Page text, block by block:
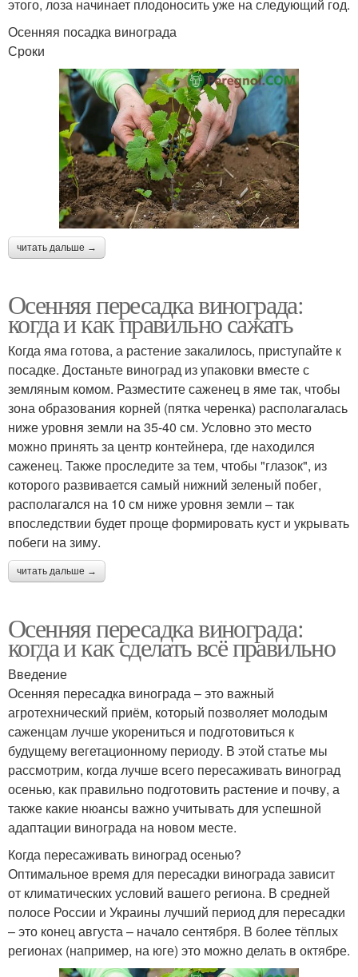
этого, лоза начинает плодоносить уже на следующий год.
Осенняя посадка винограда
Сроки
читать дальше →
Осенняя пересадка винограда:
когда и как правильно сажать
Когда яма готова, а растение закалилось, приступайте к
посадке. Достаньте виноград из упаковки вместе с
земляным комом. Разместите саженец в яме так, чтобы
зона образования корней (пятка черенка) располагалась
ниже уровня земли на 35-40 см. Условно это место
можно принять за центр контейнера, где находился
саженец. Также проследите за тем, чтобы "глазок", из
которого развивается самый нижний зеленый побег,
располагался на 10 см ниже уровня земли – так
впоследствии будет проще формировать куст и укрывать
побеги на зиму.
читать дальше →
Осенняя пересадка винограда:
когда и как сделать всё правильно
Введение
Осенняя пересадка винограда – это важный
агротехнический приём, который позволяет молодым
саженцам лучше укорениться и подготовиться к
будущему вегетационному периоду. В этой статье мы
рассмотрим, когда лучше всего пересаживать виноград
осенью, как правильно подготовить растение и почву, а
также какие нюансы важно учитывать для успешной
адаптации винограда на новом месте.
Когда пересаживать виноград осенью?
Оптимальное время для пересадки винограда зависит
от климатических условий вашего региона. В средней
полосе России и Украины лучший период для пересадки
– это конец августа – начало сентября. В более тёплых
регионах (например, на юге) это можно делать в октябре.